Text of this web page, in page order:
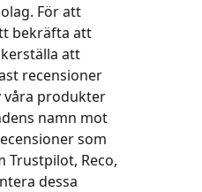
För att
bekräfta att
att
recensioner
våra produkter
namn mot
som
Trustpilot, Reco,
dessa